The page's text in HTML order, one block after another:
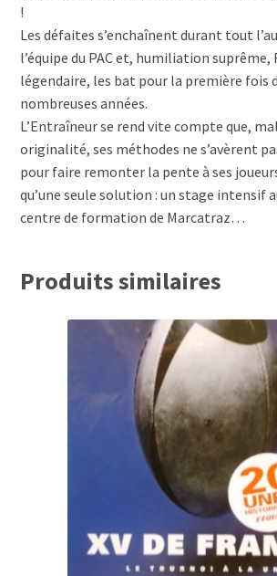
!
Les défaites s’enchaînent durant tout
l’équipe du PAC et, humiliation suprême,
légendaire, les bat pour la première fois
nombreuses années.
L’Entraîneur se rend vite compte que,
originalité, ses méthodes ne s’avèrent
pour faire remonter la pente à ses
qu’une seule solution : un stage intensif
centre de formation de Marcatraz…
Produits similaires